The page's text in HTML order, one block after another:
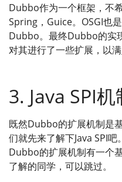
Dubbo作为一个框架，不
Spring，Guice。OSGI也
Dubbo。最终Dubbo的实
对其进行了一些扩展，以
3. Java SPI机
既然Dubbo的扩展机制是
们就先来了解下Java SPI
Dubbo的扩展机制有一个
了解的同学，可以跳过。